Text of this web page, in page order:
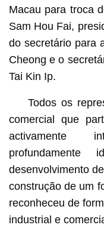
Macau para troca
Sam Hou Fai,
do secretário para
Cheong e o
Tai Kin Ip.
Todos os
comercial que
activamente
profundamente
desenvolvimento
construção de um
reconheceu de
industrial e